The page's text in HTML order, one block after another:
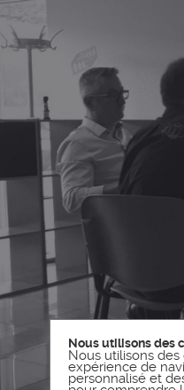
Nous utilisons des
Nous utilisons
expérience de
personnalisé et